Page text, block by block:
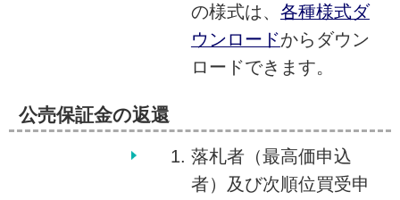
の様式は、 各種様式ダ
ウンロードからダウン
ロードできます。
公売保証金の返還
落札者（最高価申込
者）及び次順位買受申